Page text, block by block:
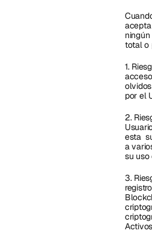
total o
1.
por el
2.
esta
a
su uso
3.